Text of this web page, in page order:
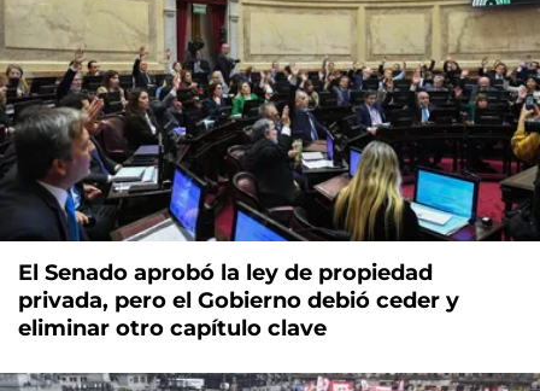
El Senado aprobó la ley de propiedad
privada, pero el Gobierno debió ceder y
eliminar otro capítulo clave